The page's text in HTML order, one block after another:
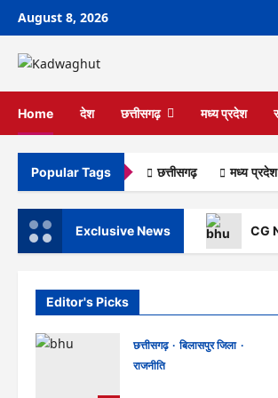
Skip
content
August 8, 2026
Home देश छत्तीसगढ़ मध्य प्रदेश
Popular Tags छत्तीसगढ़ मध्य प्रदेश
Exclusive News CG
Editor's Picks
छत्तीसगढ़
बिलासपुर जिला
राजनीति